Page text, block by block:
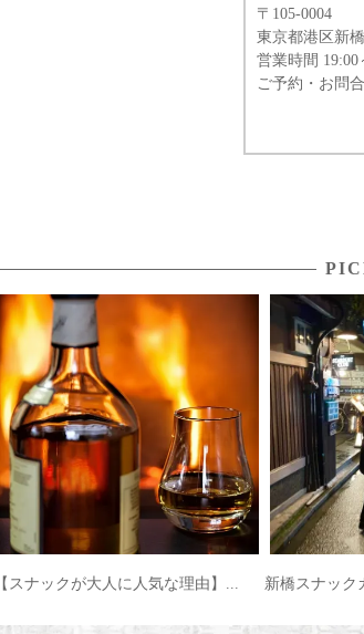
〒105-0004
東京都港区新
営業時間 19:00
ご予約・お問
新橋スナックカラット &nbs... 新橋スナック